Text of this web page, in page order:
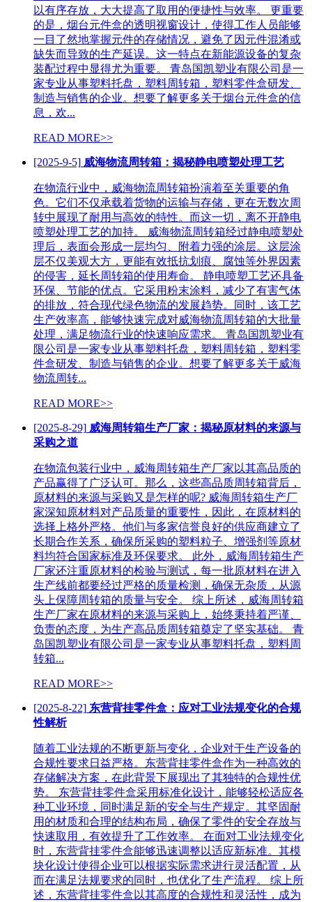
以有序存放，大大提高了取用的便捷性与效率。 更重要
的是，烟台元件盒的透明视窗设计，使得工作人员能够
一目了然地掌握元件的存储情况，避免了因元件混淆或
缺失而导致的生产延误。这一特点在新能源设备的复杂
装配过程中显得尤为重要。 青岛国凯塑业有限公司是一
家专业从事塑料托盘，塑料周转箱，塑料零件盒研发、
制造与销售的企业。想要了解更多关于烟台元件盒的信
息，欢...
READ MORE>>
[2025-9-5] 威海物流周转箱：揭秘静电喷塑处理工艺
在物流行业中，威海物流周转箱扮演着至关重要的角
色。它们不仅承载着货物的运输与存储，更在无数次周
转中展现了耐用与高效的特性。而这一切，离不开静电
喷塑处理工艺的加持。 威海物流周转箱经过静电喷塑处
理后，表面会形成一层均匀、附着力强的涂层。这层涂
层不仅美观大方，更能有效抵抗划痕、腐蚀等外界因素
的侵害，延长周转箱的使用寿命。 静电喷塑工艺还具备
环保、节能的优点。它采用粉末涂料，减少了有害气体
的排放，符合现代绿色物流的发展趋势。同时，该工艺
生产效率高，能够快速完成对威海物流周转箱的大批量
处理，满足物流行业的快速响应需求。 青岛国凯塑业有
限公司是一家专业从事塑料托盘，塑料周转箱，塑料零
件盒研发、制造与销售的企业。想要了解更多关于威海
物流周转...
READ MORE>>
[2025-8-29] 威海周转箱生产厂家：揭秘原材料的来源与
采购之道
在物流包装行业中，威海周转箱生产厂家以其高品质的
产品赢得了广泛认可。那么，这些高品质周转箱背后，
原材料的来源与采购又是怎样的呢? 威海周转箱生产厂
家深知原材料对产品质量的重要性，因此，在原材料的
选择上格外严格。他们与多家信誉良好的供应商建立了
长期合作关系，确保所采购的塑料粒子、增强剂等原材
料均符合国家标准及环保要求。 此外，威海周转箱生产
厂家还注重原材料的检验与测试，每一批原材料在进入
生产线前都要经过严格的质量检测，确保无杂质，从源
头上保障周转箱的质量与安全。 综上所述，威海周转箱
生产厂家在原材料的来源与采购上，始终秉持着严谨、
负责的态度，为生产高品质周转箱奠定了坚实基础。 青
岛国凯塑业有限公司是一家专业从事塑料托盘，塑料周
转箱...
READ MORE>>
[2025-8-22] 东营背挂零件盒：应对工业法规变化的合规
性解析
随着工业法规的不断更新与变化，企业对于生产设备的
合规性要求日益严格。东营背挂零件盒作为一种高效的
存储解决方案，在此背景下展现出了其独特的合规性优
势。 东营背挂零件盒采用标准化设计，能够轻松适应各
种工业环境，同时满足新的安全与生产规定。其坚固耐
用的材质和合理的结构布局，确保了零件的安全存放与
快速取用，有效提升了工作效率。 在面对工业法规变化
时，东营背挂零件盒能够迅速调整以适应新标准。其模
块化设计使得企业可以根据实际需求进行灵活配置，从
而在满足法规要求的同时，也优化了生产流程。 综上所
述，东营背挂零件盒以其高度的合规性和灵活性，成为